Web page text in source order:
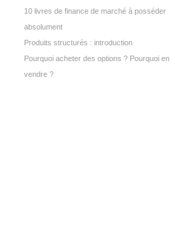
10 livres de finance de marché à posséder
absolument
Produits structurés : introduction
Pourquoi acheter des options ? Pourquoi en
vendre ?